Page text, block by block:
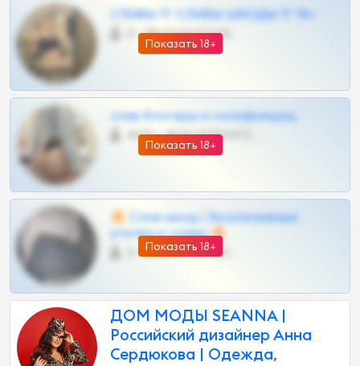
Показать 18+
СЛИВЫ ТГ СЛИВЫ ШКОДЫ ТГ 18+
0 •
Показать 18+
слив блогерш и онлифанщиц
4675 •
Показать 18+
🔥 Слив шкод | Эксклюзивные
утечки и сливы 🔥
0 •
ДОМ МОДЫ SEANNA |
Российский дизайнер Анна
Сердюкова | Одежда,